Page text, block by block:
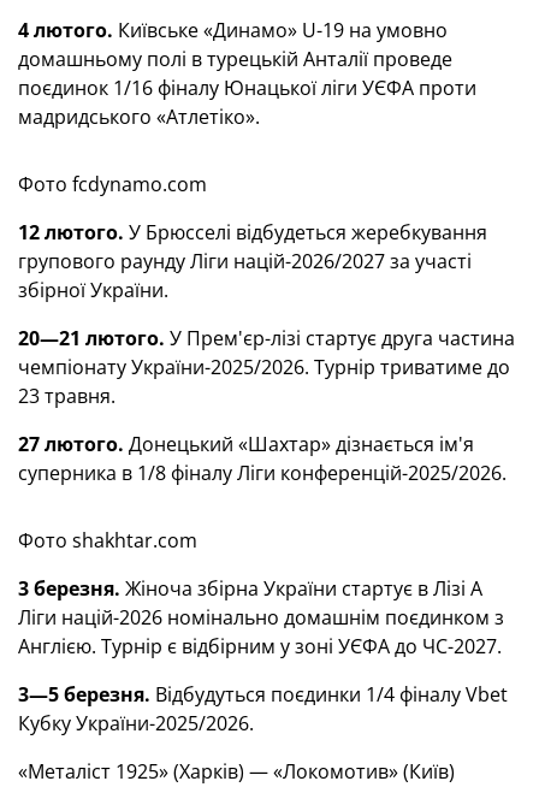
4 лютого. Київське «Динамо» U-19 на умовно
домашньому полі в турецькій Анталії проведе
поєдинок 1/16 фіналу Юнацької ліги УЄФА проти
мадридського «Атлетіко».
Фото fcdynamo.com
12 лютого. У Брюсселі відбудеться жеребкування
групового раунду Ліги націй-2026/2027 за участі
збірної України.
20—21 лютого. У Прем'єр-лізі стартує друга частина
чемпіонату України-2025/2026. Турнір триватиме до
23 травня.
27 лютого. Донецький «Шахтар» дізнається ім'я
суперника в 1/8 фіналу Ліги конференцій-2025/2026.
Фото shakhtar.com
3 березня. Жіноча збірна України стартує в Лізі А
Ліги націй-2026 номінально домашнім поєдинком з
Англією. Турнір є відбірним у зоні УЄФА до ЧС-2027.
3—5 березня. Відбудуться поєдинки 1/4 фіналу Vbet
Кубку України-2025/2026.
«Металіст 1925» (Харків) — «Локомотив» (Київ)